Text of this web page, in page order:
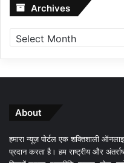
Archives Archives
About
हमारा न्यूज़ पोर्टल एक शक्तिशाली
प्रदान करता है। हम राष्ट्रीय और